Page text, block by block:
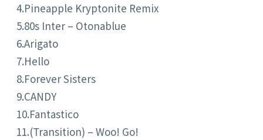
4.Pineapple Kryptonite Remix
5.80s Inter – Otonablue
6.Arigato
7.Hello
8.Forever Sisters
9.CANDY
10.Fantastico
11.(Transition) – Woo! Go!